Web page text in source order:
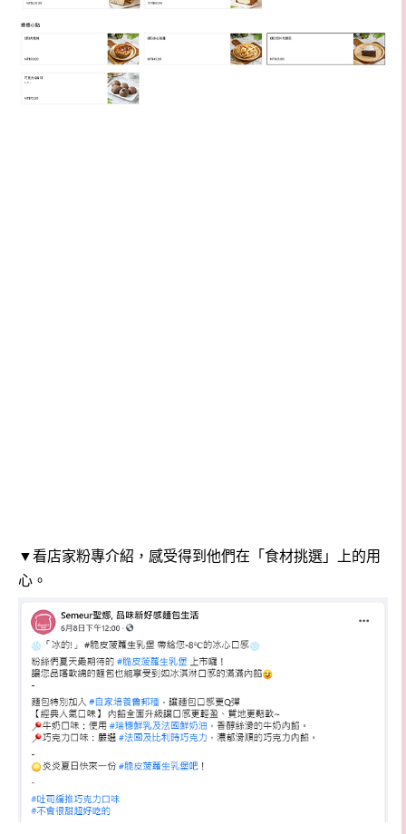
▼看店家粉專介紹，感受得到他們在「食材挑選」上的用
心。